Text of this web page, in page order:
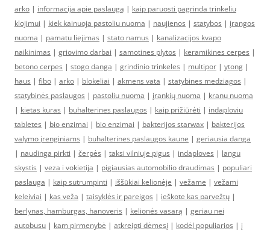
arko | informacija apie paslaugą | kaip paruosti pagrinda trinkeliu
klojimui | kiek kainuoja pastoliu nuoma | naujienos | statybos | įrangos
nuoma | pamatu liejimas | stato namus | kanalizacijos kvapo
naikinimas | griovimo darbai | samotines plytos | keramikines cerpes |
betono cerpes | stogo danga | grindinio trinkeles | multipor | ytong |
haus | fibo | arko | blokeliai | akmens vata | statybines medziagos |
statybinės paslaugos | pastoliu nuoma | įrankių nuoma | kranu nuoma
| kietas kuras | buhalterines paslaugos | kaip prižiūrėti | indaploviu
tabletes | bio enzimai | bio enzimai | bakterijos starwax | bakterijos
valymo įrenginiams | buhalterines paslaugos kaune | geriausia danga
| naudinga pirkti | čerpės | taksi vilniuje pigus | indaploves | langu
skystis | veza i vokietija | pigiausias automobilio draudimas | populiari
paslauga | kaip sutrumpinti | iššūkiai kelionėje | vežame | vežami
keleiviai | kas veža | taisyklės ir pareigos | ieškote kas parvežtų |
berlynas, hamburgas, hanoveris | kelionės vasarą | geriau nei
autobusu | kam pirmenybė | atkreipti dėmesį | kodėl populiarios | į